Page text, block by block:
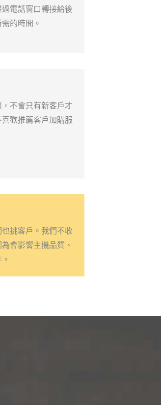
電話窗口轉接給後
的時間。
不會只有新客戶才
歡推薦客戶加購服
挑客戶。我們不收
會影響主機品質、